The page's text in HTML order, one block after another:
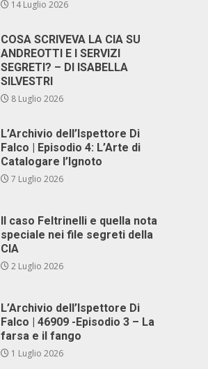
14 Luglio 2026
COSA SCRIVEVA LA CIA SU
ANDREOTTI E I SERVIZI
SEGRETI? – DI ISABELLA
SILVESTRI
8 Luglio 2026
L’Archivio dell’Ispettore Di
Falco | Episodio 4: L’Arte di
Catalogare l’Ignoto
7 Luglio 2026
Il caso Feltrinelli e quella nota
speciale nei file segreti della
CIA
2 Luglio 2026
L’Archivio dell’Ispettore Di
Falco | 46909 -Episodio 3 – La
farsa e il fango
1 Luglio 2026